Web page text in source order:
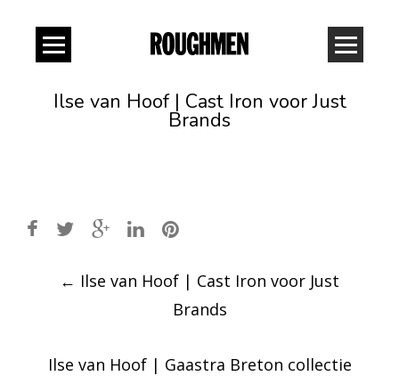
Ilse van Hoof | Cast Iron voor Just
Brands
Post
← Ilse van Hoof | Cast Iron voor Just
Brands
Ilse van Hoof | Gaastra Breton collectie